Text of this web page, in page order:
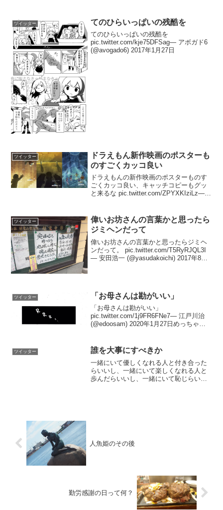
もあるとか。まさか日本でも流行なの？
って思ってたら、「可哀想...
ツイッター てのひらいっぱいの残酷を
てのひらいっぱいの残酷を
pic.twitter.com/kje75DFSag— アボガド6
(@avogado6) 2017年1月27日
ツイッター
ドラえもん新作映画のポスターも
のすごくカッコ良い
ドラえもんの新作映画のポスターものす
ごくカッコ良い、キャッチコピーもグッ
と来るな pic.twitter.com/ZPYXKIziLz— 1
ツイッター
偉いお坊さんの言葉かと思ったら
ジミヘンだって
偉いお坊さんの言葉かと思ったらジミヘ
ンだって。 pic.twitter.com/T5RyRJQL3I
— 安田浩一 (@yasudakoichi) 2017年8月6
ツイッター 「お母さんは勘がいい」
「お母さんは勘がいい」
pic.twitter.com/1j9FR6FNe7— 江戸川治
(@edoosam) 2020年1月27日めっちゃわ
ﾝｳﾝ— 江戸川治...
ツイッター 誰を大事にすべきか
一緒にいて優しくなれる人と付き合った
らいいし、一緒にいて楽しくなれる人と
歩んだらいいし、一緒にいて恥じらいな
人魚姫のその後
勤労感謝の日って何？